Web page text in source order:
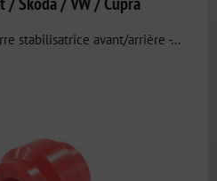
stabilisatrice avant/arrière -...